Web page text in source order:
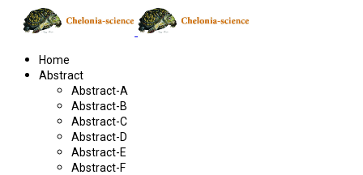
Home
Abstract
Abstract-A
Abstract-B
Abstract-C
Abstract-D
Abstract-E
Abstract-F